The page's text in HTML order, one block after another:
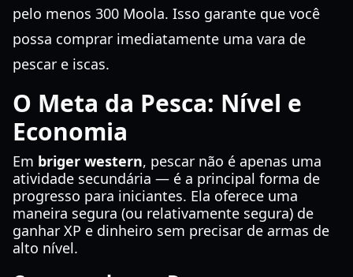
pelo menos 300 Moola. Isso garante que você
possa comprar imediatamente uma vara de
pescar e iscas.
O Meta da Pesca: Nível e
Economia
Em briger western, pescar não é apenas uma
atividade secundária — é a principal forma de
progresso para iniciantes. Ela oferece uma
maneira segura (ou relativamente segura) de
ganhar XP e dinheiro sem precisar de armas de
alto nível.